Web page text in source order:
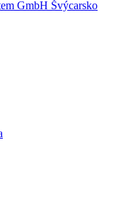
GmbH Švýcarsko